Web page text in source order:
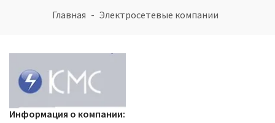
Главная Электросетевые компании
Информация о компании: